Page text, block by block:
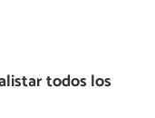
todos los